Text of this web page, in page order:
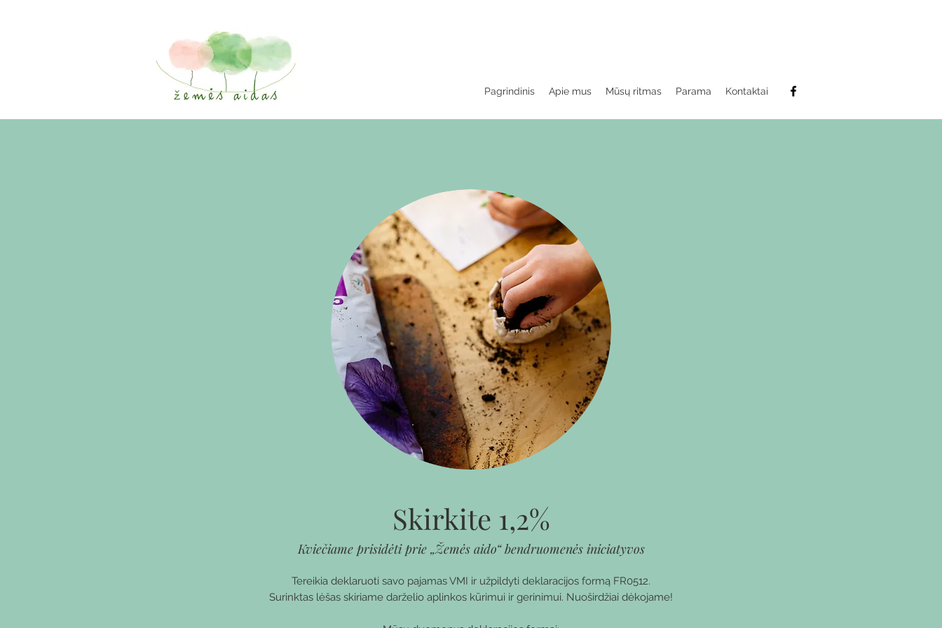
Pagrindinis Apie mus Mūsų ritmas Parama Kontaktai
Skirkite 1,2%
Kviečiame prisidėti prie „Žemės aido“ bendruomenės iniciatyvos
Tereikia deklaruoti savo pajamas VMI ir užpildyti deklaracijos formą FR0512.
Surinktas lėšas skiriame darželio aplinkos kūrimui ir gerinimui. Nuoširdžiai dėkojame!